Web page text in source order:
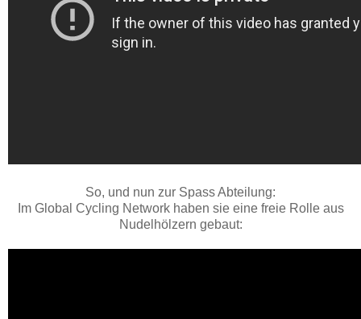
So, und nun zur Spass Abteilung:
Im Global Cycling Network haben sie eine freie Rolle aus
Nudelhölzern gebaut: